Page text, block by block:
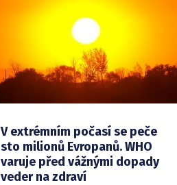
V extrémním počasí se peče
sto milionů Evropanů. WHO
varuje před vážnými dopady
veder na zdraví